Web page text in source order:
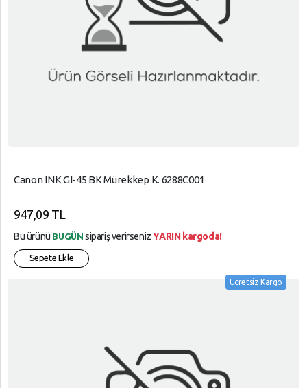
Canon INK GI-45 BK Mürekkep K. 6288C001
947,09 TL
Bu ürünü BUGÜN sipariş verirsenizYARIN kargoda!
Sepete Ekle
Ücretsiz Kargo